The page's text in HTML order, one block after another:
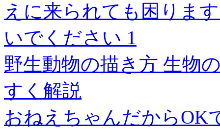
えに来られても困りま
いでください 1
野生動物の描き方 生物
すく解説
おねえちゃんだからOK